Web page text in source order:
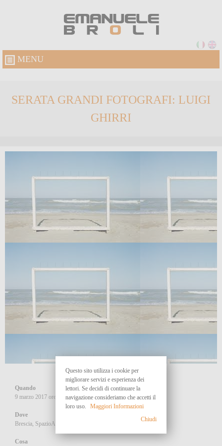
MENU
SERATA GRANDI FOTOGRAFI: LUIGI
GHIRRI
Quando
9 marzo 2017 ore 21.00
Dove
Brescia, SpazioAref, Piazza della Loggia, 11/f
Cosa
Questo sito utilizza i cookie per
migliorare servizi e esperienza dei
lettori. Se decidi di continuare la
navigazione consideriamo che accetti il
loro uso.
Maggiori Informazioni
Chiudi